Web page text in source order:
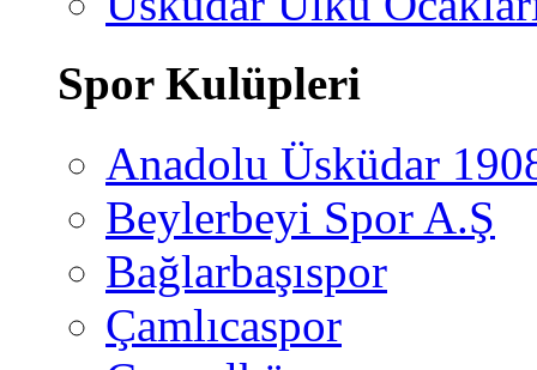
Spor Kulüpleri
Anadolu Üsküdar
Beylerbeyi Spor A.Ş
Bağlarbaşıspor
Çamlıcaspor